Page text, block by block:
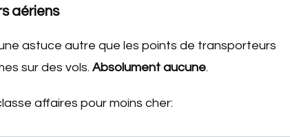
aériens
astuce autre que les points de transporteurs
sur des vols. Absolument aucune.
affaires pour moins cher: